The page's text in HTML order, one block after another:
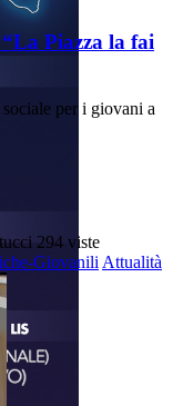
Piazza la fai
per i giovani a
294 viste
Giovanili Attualità